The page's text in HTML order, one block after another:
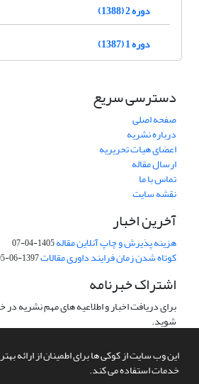
این وب سایت از کوکی ها برای اطمینان از ارائه
خدمات استفاده می کند.
دوره 2 (1388)
دوره 1 (1387)
دسترسی سریع
صفحه اصلی
درباره نشریه
اعضای هیات تحریریه
ارسال مقاله
تماس با ما
نقشه سایت
آخرین اخبار
هزینه پذیرش و چاپ آنلاین مقاله1405-04-07
کوتاه شدن زمان فرایند داوری مقالات1397-06-05
اشتراک خبرنامه
برای دریافت اخبار و اطلاعیه های مهم نشریه
شوید.